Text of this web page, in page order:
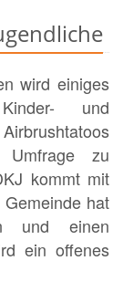
wird einiges
und
zu
kommt mit
hat
und einen
ein offenes